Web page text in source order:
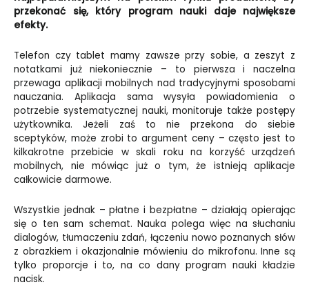
przekonać się, który program nauki daje największe
efekty.
Telefon czy tablet mamy zawsze przy sobie, a zeszyt z
notatkami już niekoniecznie – to pierwsza i naczelna
przewaga aplikacji mobilnych nad tradycyjnymi sposobami
nauczania. Aplikacja sama wysyła powiadomienia o
potrzebie systematycznej nauki, monitoruje także postępy
użytkownika. Jeżeli zaś to nie przekona do siebie
sceptyków, może zrobi to argument ceny – często jest to
kilkakrotne przebicie w skali roku na korzyść urządzeń
mobilnych, nie mówiąc już o tym, że istnieją aplikacje
całkowicie darmowe.
Wszystkie jednak – płatne i bezpłatne – działają opierając
się o ten sam schemat. Nauka polega więc na słuchaniu
dialogów, tłumaczeniu zdań, łączeniu nowo poznanych słów
z obrazkiem i okazjonalnie mówieniu do mikrofonu. Inne są
tylko proporcje i to, na co dany program nauki kładzie
nacisk.